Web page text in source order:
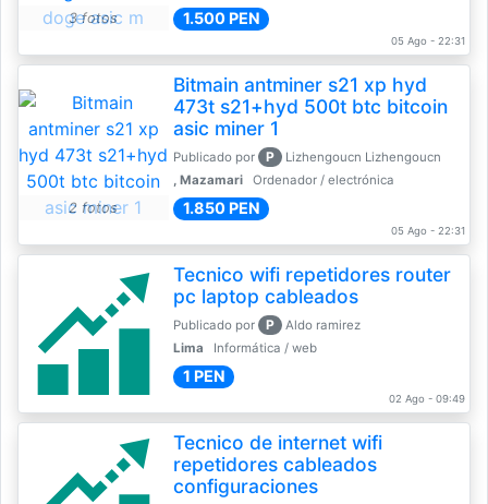
3 fotos 1.500 PEN
05 Ago - 22:31
2 fotos
Bitmain antminer s21 xp hyd
473t s21+hyd 500t btc bitcoin
asic miner 1
Publicado por P
Lizhengoucn Lizhengoucn
, Mazamari
Ordenador / electrónica
1.850 PEN
05 Ago - 22:31
Tecnico wifi repetidores router
pc laptop cableados
Publicado por P
Aldo ramirez
Lima
Informática / web
1 PEN
02 Ago - 09:49
Tecnico de internet wifi
repetidores cableados
configuraciones